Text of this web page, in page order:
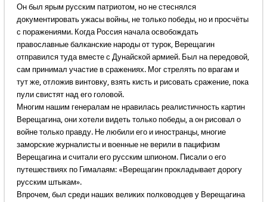
Он был ярым русским патриотом, но не стеснялся
документировать ужасы войны, не только победы, но и просчёты
с поражениями. Когда Россия начала освобождать
православные балканские народы от турок, Верещагин
отправился туда вместе с Дунайской армией. Был на передовой,
сам принимал участие в сражениях. Мог стрелять по врагам и
тут же, отложив винтовку, взять кисть и рисовать сражение, пока
пули свистят над его головой.
Многим нашим генералам не нравилась реалистичность картин
Верещагина, они хотели видеть только победы, а он рисовал о
войне только правду. Не любили его и иностранцы, многие
заморские журналисты и военные не верили в пацифизм
Верещагина и считали его русским шпионом. Писали о его
путешествиях по Гималаям: «Верещагин прокладывает дорогу
русским штыкам».
Впрочем, был среди наших великих полководцев у Верещагина